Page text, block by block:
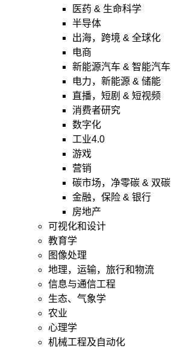
医药 & 生命科学
半导体
出海，跨境 & 全球化
电商
新能源汽车 & 智能汽车
电力，新能源 & 储能
直播，短剧 & 短视频
消费者研究
数字化
工业4.0
游戏
营销
碳市场，净零碳 & 双碳
金融，保险 & 银行
房地产
可视化和设计
教育学
图像处理
地理，运输，旅行和物流
信息与通信工程
生态、气象学
农业
心理学
机械工程及自动化